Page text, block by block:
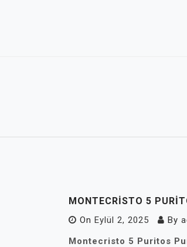
MONTECRISTO 5
On Eylül 2, 2025 By
Montecristo 5 Puritos